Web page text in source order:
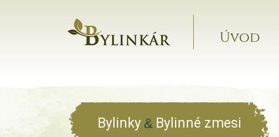
Úvod
Bylinky & Bylinné zmesi